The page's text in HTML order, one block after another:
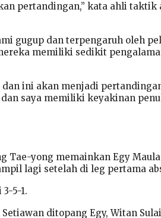
pertandingan,” kata ahli taktik
gugup dan terpengaruh oleh
memiliki sedikit
ini akan menjadi
saya memiliki keyakinan
Tae-yong memainkan Egy
lagi setelah di leg pertama
5-1.
ditopang Egy, Witan